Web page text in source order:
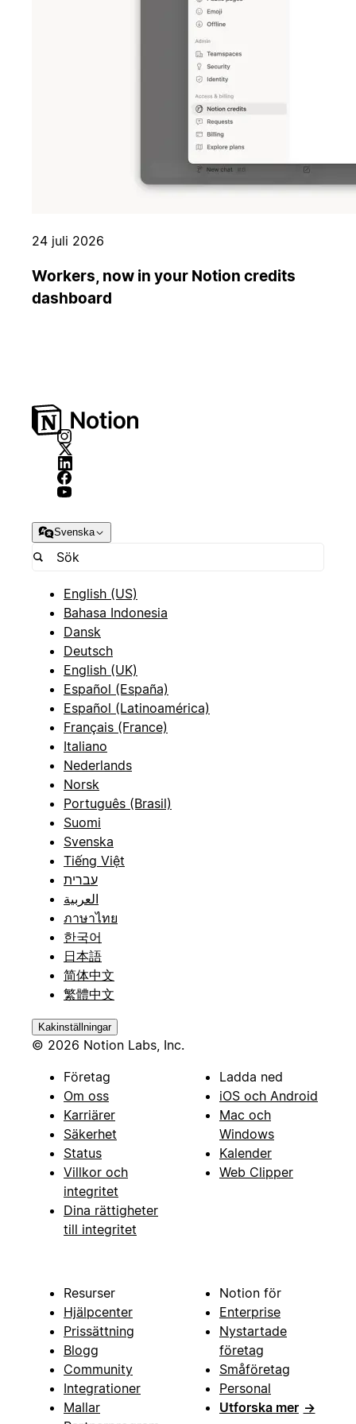
24 juli 2026
Workers, now in your Notion credits
dashboard
Svenska
English (US)
Bahasa Indonesia
Dansk
Deutsch
English (UK)
Español (España)
Español (Latinoamérica)
Français (France)
Italiano
Nederlands
Norsk
Português (Brasil)
Suomi
Svenska
Tiếng Việt
עברית
العربية
ภาษาไทย
한국어
日本語
简体中文
繁體中文
Kakinställningar
© 2026 Notion Labs, Inc.
Företag
Om oss
Karriärer
Säkerhet
Status
Villkor och
integritet
Dina rättigheter
till integritet
Ladda ned
iOS och Android
Mac och
Windows
Kalender
Web Clipper
Resurser
Hjälpcenter
Prissättning
Blogg
Community
Integrationer
Mallar
Notion för
Enterprise
Nystartade
företag
Småföretag
Personal
Utforska mer →